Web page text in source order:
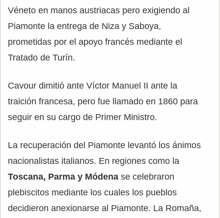
Véneto en manos austriacas pero exigiendo al
Piamonte la entrega de Niza y Saboya,
prometidas por el apoyo francés mediante el
Tratado de Turín.
Cavour dimitió ante Víctor Manuel II ante la
traición francesa, pero fue llamado en 1860 para
seguir en su cargo de Primer Ministro.
La recuperación del Piamonte levantó los ánimos
nacionalistas italianos. En regiones como la
Toscana, Parma y Módena se celebraron
plebiscitos mediante los cuales los pueblos
decidieron anexionarse al Piamonte. La Romaña,